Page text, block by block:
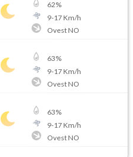
62%
9-17Km/h
Ovest NO
63%
9-17Km/h
Ovest NO
63%
9-17Km/h
Ovest NO